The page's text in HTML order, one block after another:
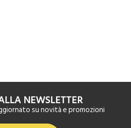
NEWSLETTER
su novità e promozioni